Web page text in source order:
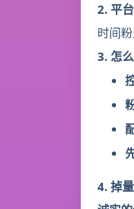
2. 平
时间
3. 怎
4. 掉